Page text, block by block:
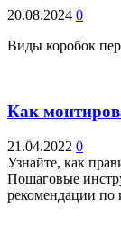
20.08.2024 0
Виды коробок
Как
21.04.2022 0
Узнайте, как
Пошаговые
рекомендации по